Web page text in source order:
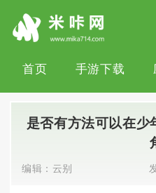
首页 手游下载
是否有方法可以在少
编辑： 云别